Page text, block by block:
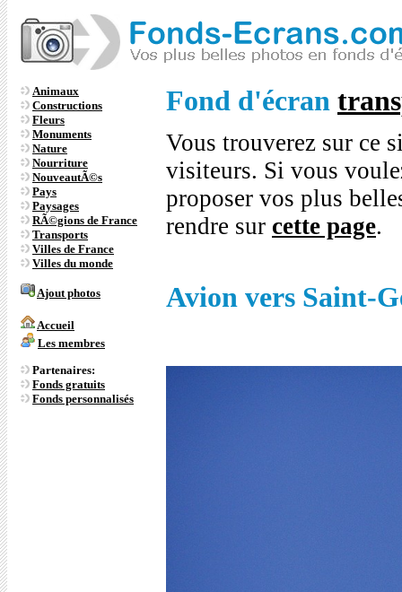
Animaux
Constructions
Fleurs
Monuments
Nature
Nourriture
NouveautÃ©s
Pays
Paysages
RÃ©gions de France
Transports
Villes de France
Villes du monde
Ajout photos
Accueil
Les membres
Partenaires:
Fonds gratuits
Fonds personnalisés
Fond d'écran
Vous trouverez sur ce
visiteurs. Si vous
proposer vos plus
rendre sur cette page.
Avion vers Saint-